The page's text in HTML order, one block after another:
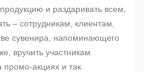
и раздаривать всем,
– сотрудникам, клиентам,
сувенира, напоминающего
вручить участникам
промо-акциях и так